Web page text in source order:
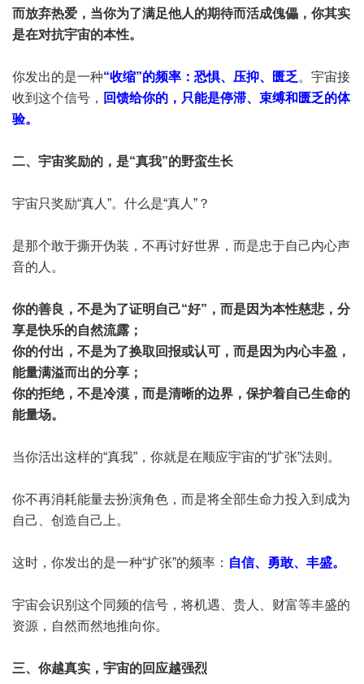
而放弃热爱，当你为了满足他人的期待而活成傀儡，你其实
是在对抗宇宙的本性。
你发出的是一种“收缩”的频率：恐惧、压抑、匮乏 。宇宙接
收到这个信号， 回馈给你的，只能是停滞、束缚和匮乏的体
验。
二、宇宙奖励的，是“真我”的野蛮生长
宇宙只奖励“真人”。什么是“真人”？
是那个敢于撕开伪装，不再讨好世界，而是忠于自己内心声
音的人。
你的善良，不是为了证明自己“好”，而是因为本性慈悲，分
享是快乐的自然流露；
你的付出，不是为了换取回报或认可，而是因为内心丰盈，
能量满溢而出的分享；
你的拒绝，不是冷漠，而是清晰的边界，保护着自己生命的
能量场。
当你活出这样的“真我”，你就是在顺应宇宙的“扩张”法则。
你不再消耗能量去扮演角色，而是将全部生命力投入到成为
自己、创造自己上。
这时，你发出的是一种“扩张”的频率： 自信、勇敢、丰盛。
宇宙会识别这个同频的信号，将机遇、贵人、财富等丰盛的
资源，自然而然地推向你。
三、你越真实，宇宙的回应越强烈